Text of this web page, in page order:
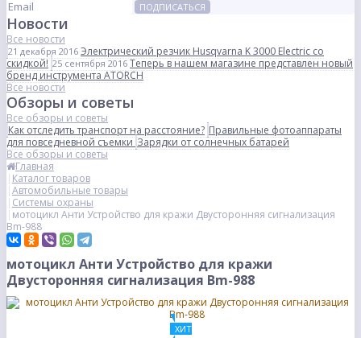
ПОДПИСАТЬСЯ
Новости
Все новости
21 декабря 2016 Электрический резчик Husqvarna K 3000 Electric со
скидкой! 25 сентября 2016 Теперь в нашем магазине представлен новый
бренд инструмента ATORCH
Все новости
Обзоры и советы
Все обзоры и советы
Как отследить транспорт на расстояние? Правильные фотоаппараты
для повседневной съемкиЗарядки от солнечных батарей
Все обзоры и советы
Главная
Каталог товаров
Автомобильные товары
Системы охраны
мотоцикл Анти Устройство для кражи Двусторонняя сигнализация
Bm-988
мотоцикл Анти Устройство для кражи
Двусторонняя сигнализация Bm-988
ХИТ